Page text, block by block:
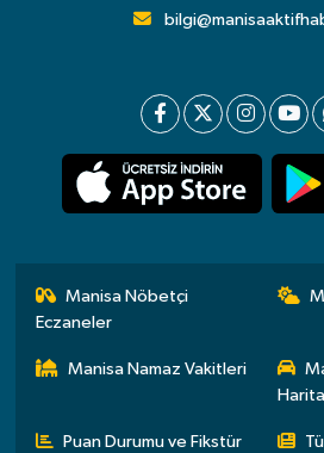
Manisa Nöbetçi
Eczaneler
Manisa Namaz Vakitleri
Puan Durumu ve Fikstür